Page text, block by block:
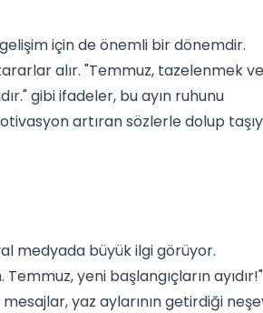
için de önemli bir dönemdir.
alır. "Temmuz, tazelenmek ve
gibi ifadeler, bu ayın ruhunu
artıran sözlerle dolup
medyada büyük ilgi görüyor.
yeni başlangıçların ayıdır!"
yaz aylarının getirdiği